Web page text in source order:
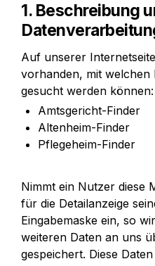
1. Beschreibung
Auf unserer
vorhanden, mit welchen
gesucht werden können:
Amtsgericht-Finder
Altenheim-Finder
Pflegeheim-Finder
Nimmt ein Nutzer diese
für die Detailanzeige
Eingabemaske ein, so
weiteren Daten an uns
gespeichert. Diese Daten